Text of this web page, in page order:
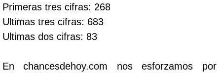
Primeras tres cifras: 268
Ultimas tres cifras: 683
Ultimas dos cifras: 83
En chancesdehoy.com nos esforzamos por